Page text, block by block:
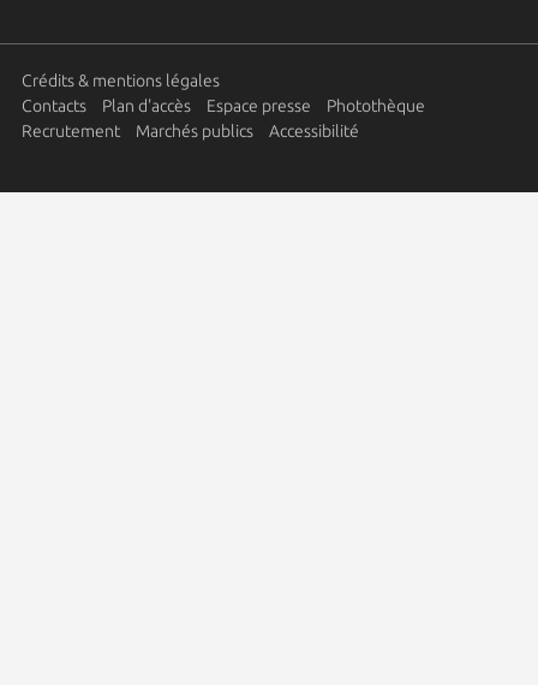
Crédits & mentions légales
Contacts
Plan d'accès Espace presse
Photothèque
Recrutement
Marchés publics Accessibilité